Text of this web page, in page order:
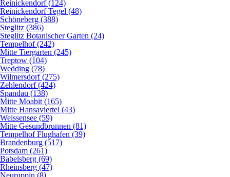
Reinickendorf (124)
Reinickendorf Tegel (48)
Schöneberg (388)
Steglitz (386)
Steglitz Botanischer Garten (24)
Tempelhof (242)
Mitte Tiergarten (245)
Treptow (104)
Wedding (78)
Wilmersdorf (275)
Zehlendorf (424)
Spandau (138)
Mitte Moabit (165)
Mitte Hansaviertel (43)
Weissensee (59)
Mitte Gesundbrunnen (81)
Tempelhof Flughafen (39)
Brandenburg (517)
Potsdam (261)
Babelsberg (69)
Rheinsberg (47)
Neuruppin (8)